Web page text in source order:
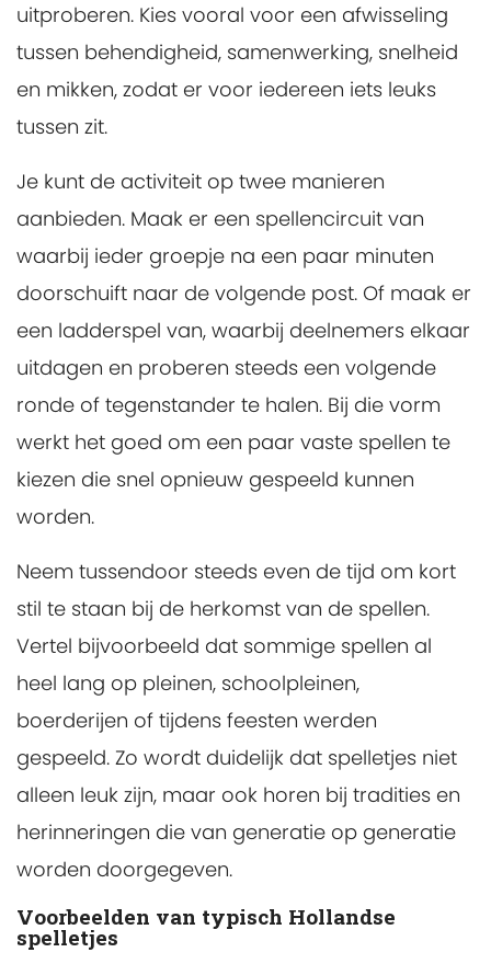
uitproberen. Kies vooral voor een afwisseling
tussen behendigheid, samenwerking, snelheid
en mikken, zodat er voor iedereen iets leuks
tussen zit.
Je kunt de activiteit op twee manieren
aanbieden. Maak er een spellencircuit van
waarbij ieder groepje na een paar minuten
doorschuift naar de volgende post. Of maak er
een ladderspel van, waarbij deelnemers elkaar
uitdagen en proberen steeds een volgende
ronde of tegenstander te halen. Bij die vorm
werkt het goed om een paar vaste spellen te
kiezen die snel opnieuw gespeeld kunnen
worden.
Neem tussendoor steeds even de tijd om kort
stil te staan bij de herkomst van de spellen.
Vertel bijvoorbeeld dat sommige spellen al
heel lang op pleinen, schoolpleinen,
boerderijen of tijdens feesten werden
gespeeld. Zo wordt duidelijk dat spelletjes niet
alleen leuk zijn, maar ook horen bij tradities en
herinneringen die van generatie op generatie
worden doorgegeven.
Voorbeelden van typisch Hollandse
spelletjes